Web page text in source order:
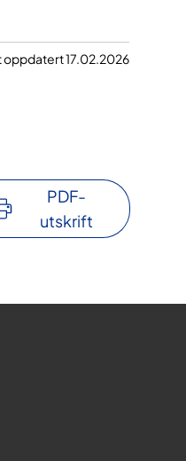
oppdatert 17.02.2026
PDF-
utskrift